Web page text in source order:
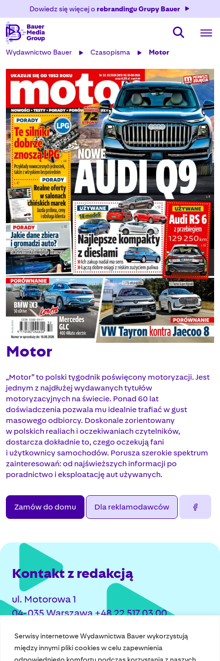
Serwisy internetowe Wydawnictwa Bauer wykorzystują
między innymi pliki cookies w celu zapewnienia
odpowiedniego komfortu podczas korzystania z naszych
Dowiedz się więcej o rebrandingu Grupy Bauer
Wydawnictwo Bauer Czasopisma Motor
Motor
„Motor” to polski tygodnik poświęcony motoryzacji. Jest
jednym z najdłużej wydawanych tytułów
motoryzacyjnych na świecie. Ponad 60 lat
doświadczenia pozwala mu idealnie trafiać w gust
masowego odbiorcy. Doskonale zorientowany
w polskich realiach i oczekiwaniach czytelników,
dostarcza dokładnie to, czego oczekują fani
i użytkownicy samochodów. Porusza szerokie spektrum
zainteresowań: od najświeższych informacji po
poradnictwo i eksploatację aut używanych.
Zamów do domu Dla reklamodawców
Kontakt z redakcją
ul. Motorowa 1
04-035 Warszawa +48 22 517 03 00